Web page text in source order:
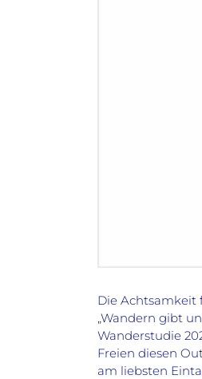
Die Achtsamkeit
„Wandern gibt
Wanderstudie
Freien diesen
am liebsten